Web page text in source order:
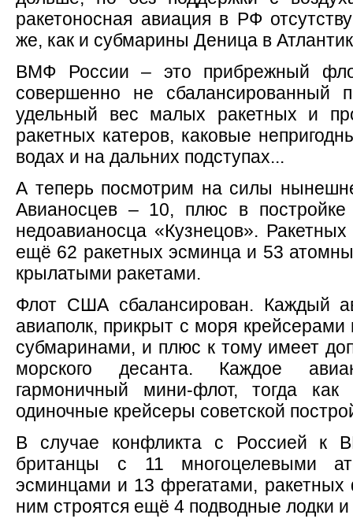
ракетоносная авиация в РФ
же, как и субмарины Деница в
ВМФ России – это прибрежный
совершенно не сбалансированный
удельный вес малых ракетных и
ракетных катеров, каковые
водах и на дальних подступах...
А теперь посмотрим на силы
Авианосцев – 10, плюс в
недоавианосца «Кузнецов».
ещё 62 ракетных эсминца и 53
крылатыми ракетами.
Флот США сбалансирован. Каждый
авиаполк, прикрыт с моря
субмаринами, и плюс к тому имеет
морского десанта. Каждое
гармоничный мини-флот, тогда
одиночные крейсеры советской
В случае конфликта с Россией к
британцы с 11 многоцелевыми
эсминцами и 13 фрегатами, ракетных
ним строятся ещё 4 подводные лодки